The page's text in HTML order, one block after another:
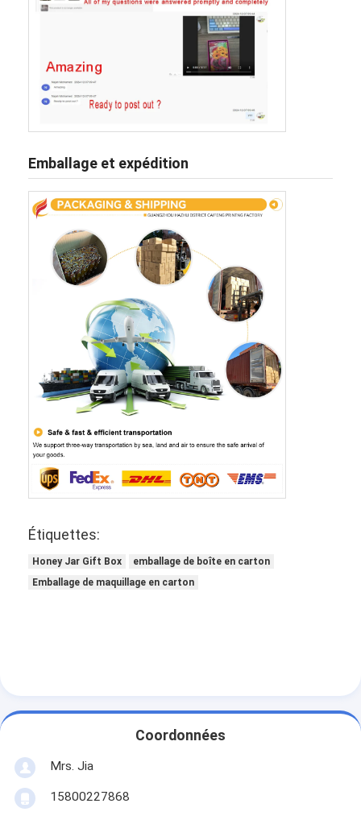
Emballage et expédition
Étiquettes:
Honey Jar Gift Box
emballage de boîte en carton
Emballage de maquillage en carton
Coordonnées
Mrs. Jia
15800227868